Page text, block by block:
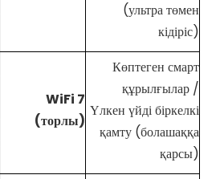
(ультра төмен
кідіріс)
Көптеген смарт
құрылғылар /
Үлкен үйді біркелкі
қамту (болашаққа
қарсы)
WiFi 7
(торлы)